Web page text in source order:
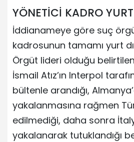
YÖNETİCİ KADRO
İddianameye göre suç
kadrosunun tamamı yurt
Örgüt lideri olduğu
İsmail Atız’ın Interpol
bültenle arandığı,
yakalanmasına rağmen
edilmediği, daha sonra
yakalanarak tutuklandığı